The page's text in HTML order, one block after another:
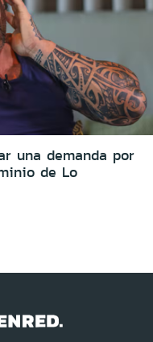
una demanda por
de Lo